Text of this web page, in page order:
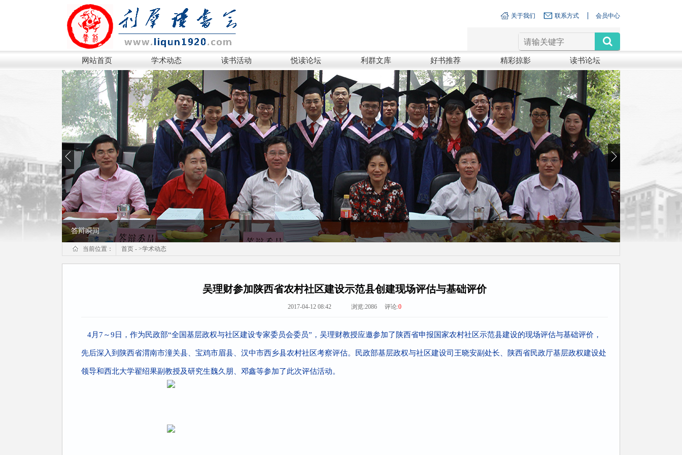
会员中心
联系方式
关于我们
网站首页 学术动态 读书活动 悦读论坛 利群文库 好书推荐 精彩掠影 读书论坛
答辩瞬间 茶话会
当前位置： 首页 - >学术动态
吴理财参加陕西省农村社区建设示范县创建现场评估与基础评价
2017-04-12 08:42 浏览:2086 评论:0
4月7～9日，作为民政部“全国基层政权与社区建设专家委员会委员”，吴理财教授应邀参加了陕西省申报国家农村社区示范县建设的现场评估与基础评价，
先后深入到陕西省渭南市潼关县、宝鸡市眉县、汉中市西乡县农村社区考察评估。民政部基层政权与社区建设司王晓安副处长、陕西省民政厅基层政权建设处
领导和西北大学翟绍果副教授及研究生魏久朋、邓鑫等参加了此次评估活动。